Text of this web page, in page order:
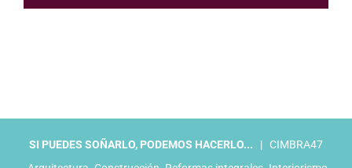
SI PUEDES SOÑARLO, PODEMOS HACERLO...
| CIMBRA47